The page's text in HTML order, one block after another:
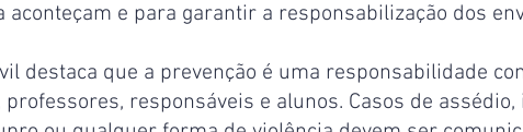
aconteçam e para garantir a responsabilização dos
destaca que a prevenção é uma responsabilidade
professores, responsáveis e alunos. Casos de